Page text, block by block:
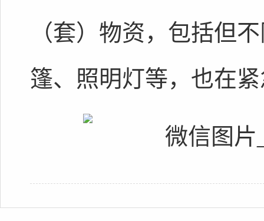
（套）物资，包括但
篷、照明灯等，也在